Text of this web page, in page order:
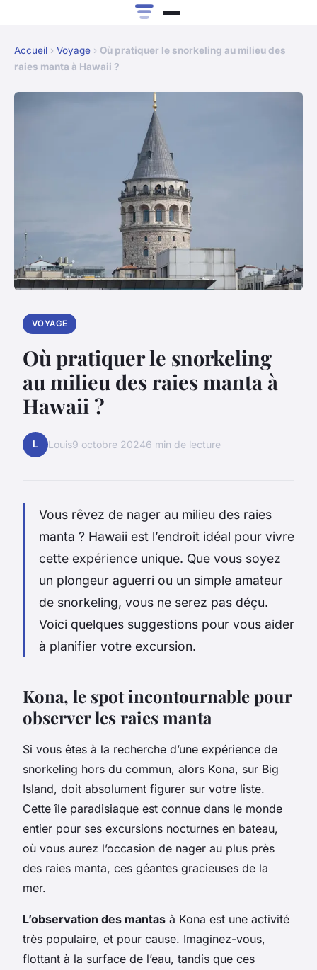
Accueil › Voyage › Où pratiquer le snorkeling au milieu des
raies manta à Hawaii ?
VOYAGE
Où pratiquer le snorkeling
au milieu des raies manta à
Hawaii ?
L Louis9 octobre 20246 min de lecture
Vous rêvez de nager au milieu des raies
manta ? Hawaii est l’endroit idéal pour vivre
cette expérience unique. Que vous soyez
un plongeur aguerri ou un simple amateur
de snorkeling, vous ne serez pas déçu.
Voici quelques suggestions pour vous aider
à planifier votre excursion.
Kona, le spot incontournable pour
observer les raies manta
Si vous êtes à la recherche d’une expérience de
snorkeling hors du commun, alors Kona, sur Big
Island, doit absolument figurer sur votre liste.
Cette île paradisiaque est connue dans le monde
entier pour ses excursions nocturnes en bateau,
où vous aurez l’occasion de nager au plus près
des raies manta, ces géantes gracieuses de la
mer.
L’observation des mantas à Kona est une activité
très populaire, et pour cause. Imaginez-vous,
flottant à la surface de l’eau, tandis que ces